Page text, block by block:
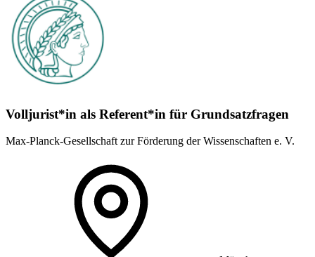
Volljurist*in als Referent*in für Grundsatz­fragen
Max-Planck-Gesellschaft zur Förderung der Wissenschaften e. V.